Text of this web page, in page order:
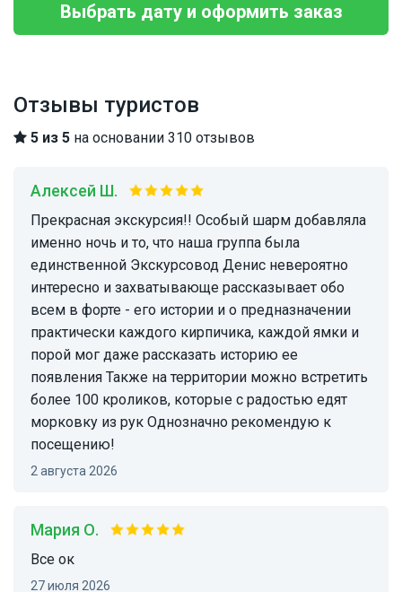
Выбрать дату и оформить заказ
Отзывы туристов
5 из 5 на основании 310 отзывов
Алексей Ш.
Прекрасная экскурсия!! Особый шарм добавляла
именно ночь и то, что наша группа была
единственной Экскурсовод Денис невероятно
интересно и захватывающе рассказывает обо
всем в форте - его истории и о предназначении
практически каждого кирпичика, каждой ямки и
порой мог даже рассказать историю ее
появления Также на территории можно встретить
более 100 кроликов, которые с радостью едят
морковку из рук Однозначно рекомендую к
посещению!
2 августа 2026
Мария О.
Все ок
27 июля 2026